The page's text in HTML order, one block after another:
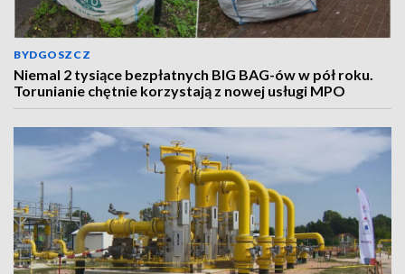
BYDGOSZCZ
Niemal 2 tysiące bezpłatnych BIG BAG-ów w pół roku.
Torunianie chętnie korzystają z nowej usługi MPO